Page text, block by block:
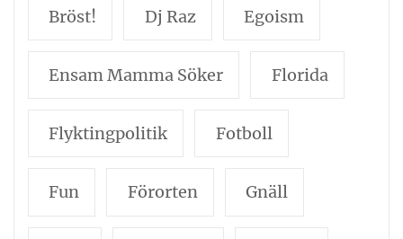
Bröst! Dj Raz Egoism
Ensam Mamma Söker Florida
Flyktingpolitik Fotboll
Fun Förorten Gnäll